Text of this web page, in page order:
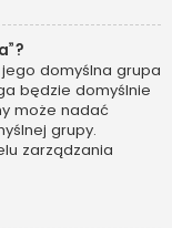
jego domyślna grupa
będzie domyślnie
może nadać
grupy.
zarządzania